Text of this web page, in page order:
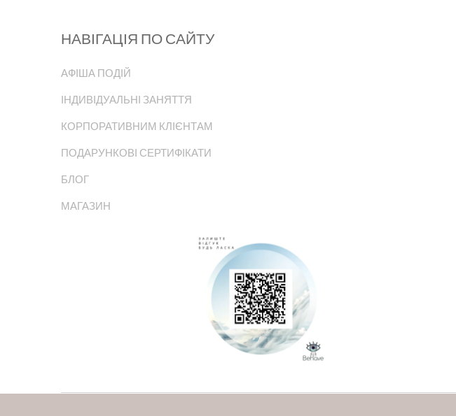
НАВІГАЦІЯ ПО САЙТУ
АФІША ПОДІЙ
ІНДИВІДУАЛЬНІ ЗАНЯТТЯ
КОРПОРАТИВНИМ КЛІЄНТАМ
ПОДАРУНКОВІ СЕРТИФІКАТИ
БЛОГ
МАГАЗИН